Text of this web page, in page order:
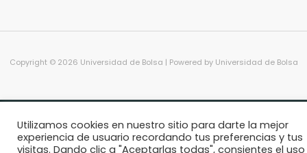
Copyright © 2026 Universidad de Bolsa | Powered by Universidad de Bolsa
Utilizamos cookies en nuestro sitio para darte la mejor
experiencia de usuario recordando tus preferencias y tus
visitas. Dando clic a "Aceptarlas todas", consientes el uso